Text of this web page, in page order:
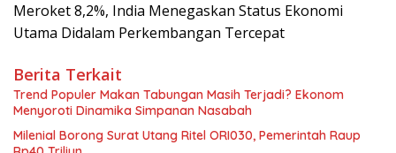
Meroket 8,2%, India Menegaskan Status Ekonomi
Utama Didalam Perkembangan Tercepat
Berita Terkait
Trend Populer Makan Tabungan Masih Terjadi? Ekonom
Menyoroti Dinamika Simpanan Nasabah
Milenial Borong Surat Utang Ritel ORI030, Pemerintah Raup